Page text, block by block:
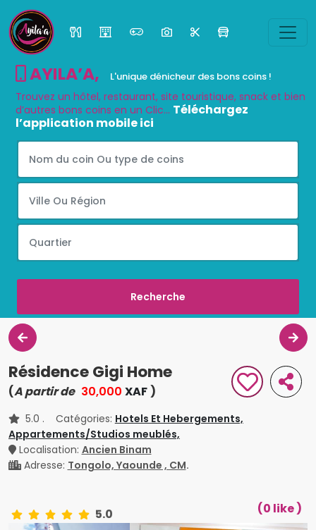
AYILA’A, L'unique dénicheur des bons coins !
Trouvez un hôtel, restaurant, site touristique, snack et bien
d’autres bons coins en un Clic... Téléchargez
l’application mobile ici
Résidence Gigi Home
(A partir de 30,000 XAF )
5.0 . Catégories: Hotels Et Hebergements,
Appartements/Studios meublés,
Localisation: Ancien Binam
Adresse: Tongolo, Yaounde , CM.
5.0 (0 like )